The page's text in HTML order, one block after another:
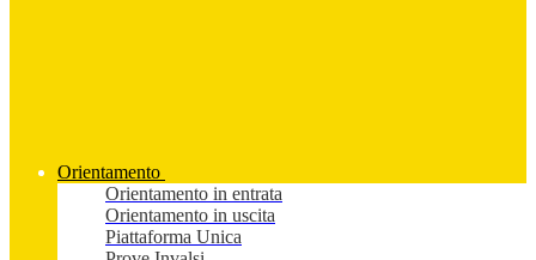
Orientamento
Orientamento in entrata
Orientamento in uscita
Piattaforma Unica